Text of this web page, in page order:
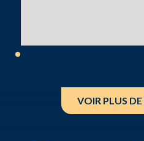
VOIR PLUS